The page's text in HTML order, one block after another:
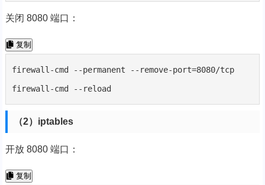
关闭 8080 端口：
复制
firewall-cmd --permanent --remove-port=8080/tcp
firewall-cmd --reload
（2）iptables
开放 8080 端口：
复制